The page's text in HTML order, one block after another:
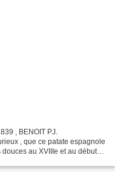
, BENOIT PJ.
, que ce patate espagnole
douces au XVIIIe et au début